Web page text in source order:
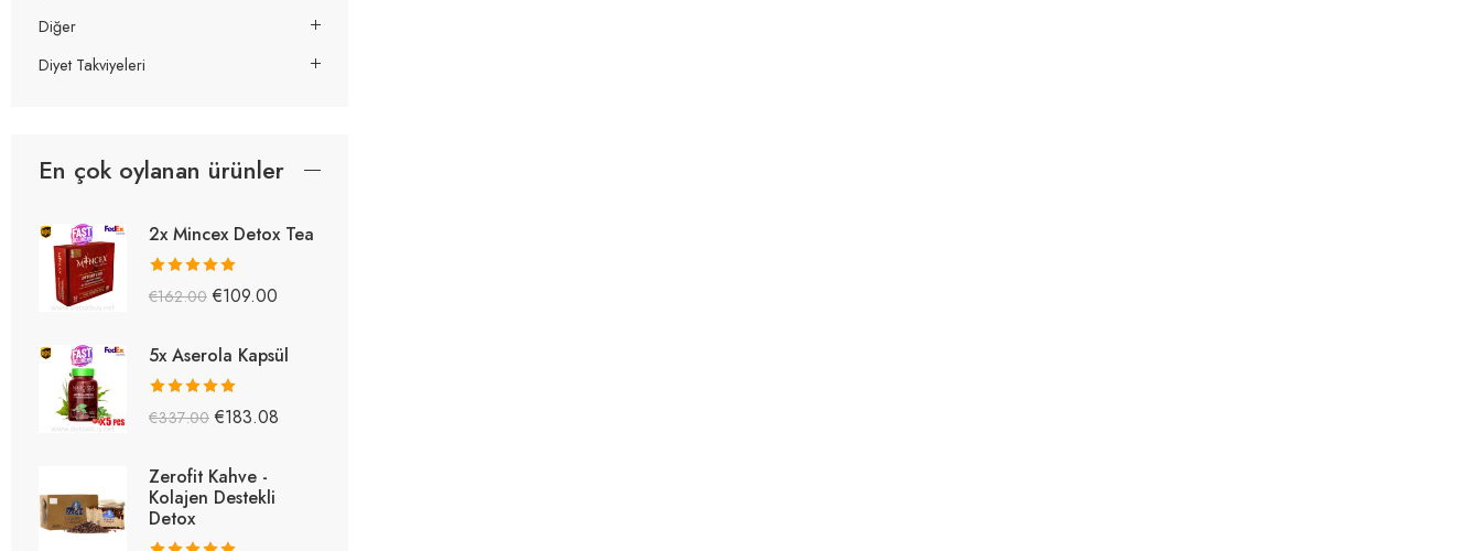
Diğer
Diyet Takviyeleri
En çok oylanan ürünler
2x Mincex Detox Tea
5 üzerinden
€162.00 €109.00
5x Aserola Kapsül
5 üzerinden
€337.00 €183.08
Zerofit Kahve -
Kolajen Destekli
Detox